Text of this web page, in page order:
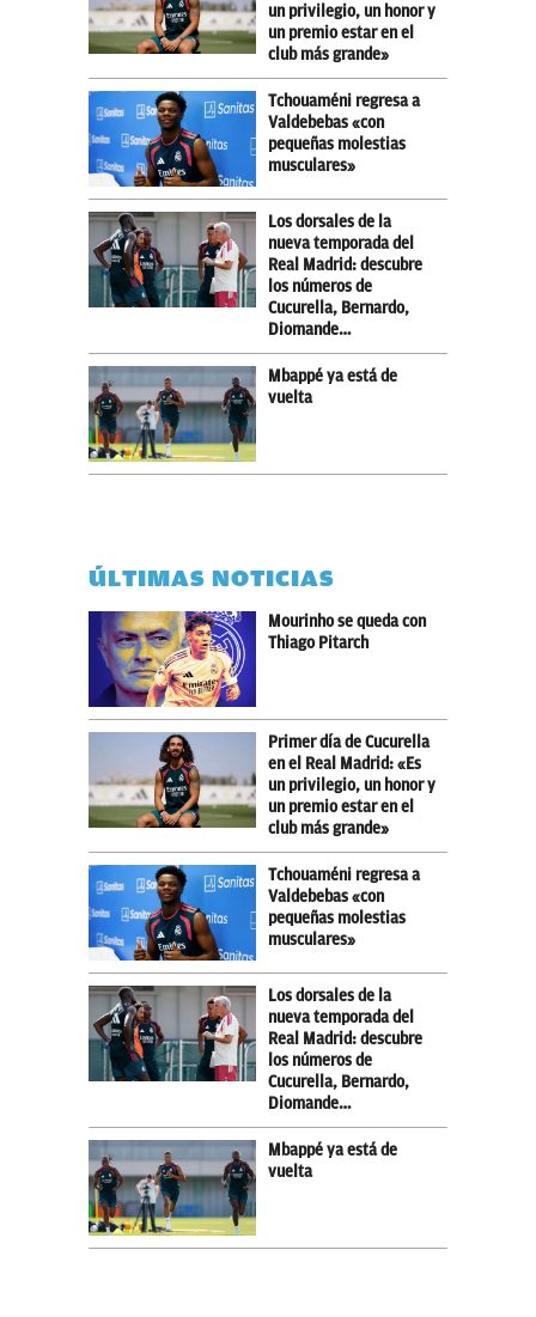
un privilegio, un honor y
un premio estar en el
club más grande»
Tchouaméni regresa a
Valdebebas «con
pequeñas molestias
musculares»
Los dorsales de la
nueva temporada del
Real Madrid: descubre
los números de
Cucurella, Bernardo,
Diomande…
Mbappé ya está de
vuelta
ÚLTIMAS NOTICIAS
Mourinho se queda con
Thiago Pitarch
Primer día de Cucurella
en el Real Madrid: «Es
un privilegio, un honor y
un premio estar en el
club más grande»
Tchouaméni regresa a
Valdebebas «con
pequeñas molestias
musculares»
Los dorsales de la
nueva temporada del
Real Madrid: descubre
los números de
Cucurella, Bernardo,
Diomande…
Mbappé ya está de
vuelta